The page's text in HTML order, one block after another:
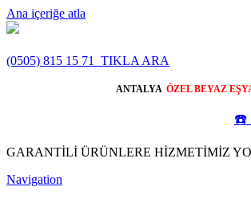
Ana içeriğe atla
(0505) 815 15 71 TIKLA ARA
ANTALYA ÖZEL BEYAZ
☎️
GARANTİLİ ÜRÜNLERE HİZMETİMİZ
Navigation